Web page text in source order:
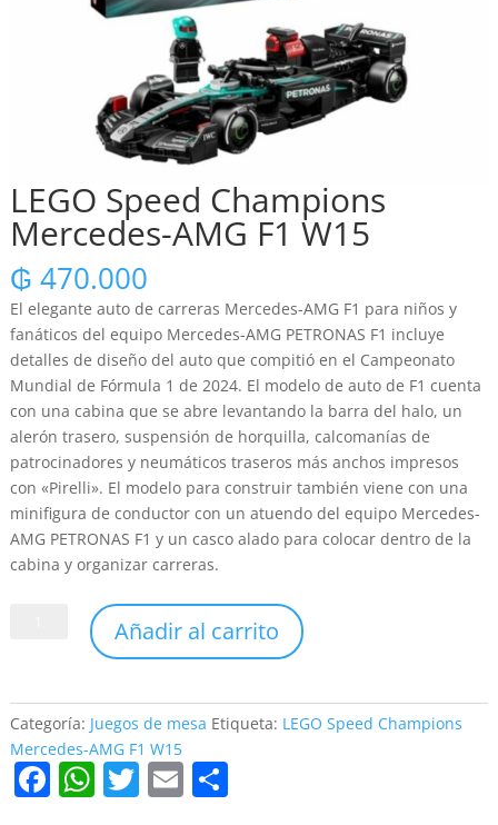
LEGO Speed ​​Champions
Mercedes-AMG F1 W15
₲ 470.000
El elegante auto de carreras Mercedes-AMG F1 para niños y
fanáticos del equipo Mercedes-AMG PETRONAS F1 incluye
detalles de diseño del auto que compitió en el Campeonato
Mundial de Fórmula 1 de 2024. El modelo de auto de F1 cuenta
con una cabina que se abre levantando la barra del halo, un
alerón trasero, suspensión de horquilla, calcomanías de
patrocinadores y neumáticos traseros más anchos impresos
con «Pirelli». El modelo para construir también viene con una
minifigura de conductor con un atuendo del equipo Mercedes-
AMG PETRONAS F1 y un casco alado para colocar dentro de la
cabina y organizar carreras.
Mercedes-
AMG
F1
W15
Añadir al carrito
Categoría: Juegos de mesa Etiqueta: LEGO Speed ​​Champions
Mercedes-AMG F1 W15
F W T E C